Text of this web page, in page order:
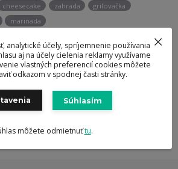
cheesecake zahrada
grilovačka
marinada
poradiť?
+421 947 905 135
info@berghoff.sk
analytické účely, spríjemnenie používania
aj na účely cielenia reklamy využívame
vlastných preferencií cookies môžete
odkazom v spodnej časti stránky.
Súhlasím
môžete odmietnuťtu.